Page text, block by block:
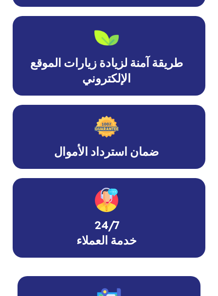
طريقة آمنة لزيادة زيارات الموقع
الإلكتروني
ضمان استرداد الأموال
24/7
خدمة العملاء